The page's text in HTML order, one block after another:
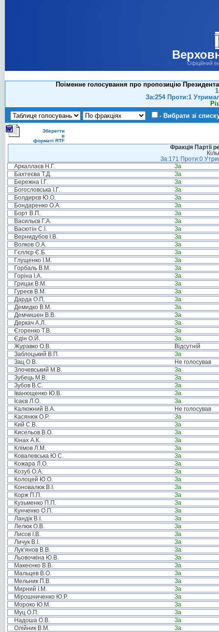
Офіційний
Поіменне голосування про пропозицію
За:254 Проти:1
- Вибрати зі
Зберегти
в
форматі RTF
Фракція Партії
За:171 Проти:0
Аркаллаєв Н.Г.
За
Бахтеєва Т.Д.
За
Бережна І.Г.
За
Богословська І.Г.
За
Болдирєв Ю.О.
За
Бондаренко О.А.
За
Борт В.П.
За
Васильєв Г.А.
За
Васютін С.І.
За
Вернидубов І.В.
За
Волков О.А.
За
Гєллєр Є.Б.
За
Глущенко І.М.
За
Горбаль В.М.
За
Горіна І.А.
За
Грицак В.М.
За
Гуреєв В.М.
За
Дарда О.П.
За
Демидко В.М.
За
Демчишен В.В.
За
Деркач А.Л.
За
Єгоренко Т.В.
За
Єдін О.Й.
За
Журавко О.В.
Відсутній
Заблоцький В.П.
За
Зац О.В.
Не голосував
Злочевський М.В.
За
Зубець М.В.
За
Зубов В.С.
За
Іванющенко Ю.В.
За
Ісаєв Л.О.
За
Калюжний В.А.
Не голосував
Касянюк О.Р.
За
Кий С.В.
За
Кисельов В.О.
За
Кінах А.К.
За
Клімов Л.М.
За
Ковалевська Ю.С.
За
Кожара Л.О.
За
Козуб О.А.
За
Колоцей Ю.О.
За
Коновалюк В.І.
За
Корж П.П.
За
Кузьменко П.П.
За
Кунченко О.П.
За
Ландік В.І.
За
Лелюк О.В.
За
Лисов І.В.
За
Личук В.І.
За
Лук’янов В.В.
За
Льовочкіна Ю.В.
За
Макеєнко В.В.
За
Мальцев В.О.
За
Мельник П.В.
За
Мирний І.М.
За
Мірошниченко Ю.Р.
За
Мороко Ю.М.
За
Муц О.П.
За
Надоша О.В.
За
Олійник В.М.
За